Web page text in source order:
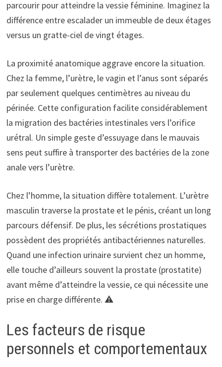
parcourir pour atteindre la vessie féminine. Imaginez la
différence entre escalader un immeuble de deux étages
versus un gratte-ciel de vingt étages.
La proximité anatomique aggrave encore la situation.
Chez la femme, l’urètre, le vagin et l’anus sont séparés
par seulement quelques centimètres au niveau du
périnée. Cette configuration facilite considérablement
la migration des bactéries intestinales vers l’orifice
urétral. Un simple geste d’essuyage dans le mauvais
sens peut suffire à transporter des bactéries de la zone
anale vers l’urètre.
Chez l’homme, la situation diffère totalement. L’urètre
masculin traverse la prostate et le pénis, créant un long
parcours défensif. De plus, les sécrétions prostatiques
possèdent des propriétés antibactériennes naturelles.
Quand une infection urinaire survient chez un homme,
elle touche d’ailleurs souvent la prostate (prostatite)
avant même d’atteindre la vessie, ce qui nécessite une
prise en charge différente. ⚠️
Les facteurs de risque
personnels et comportementaux